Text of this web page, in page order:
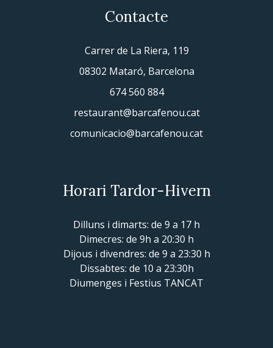
Contacte
Carrer de La Riera, 119
08302 Mataró, Barcelona
674 560 884
restaurant@barcafenou.cat
comunicacio@barcafenou.cat
Horari Tardor-Hivern
Dilluns i dimarts: de 9 a 17 h
Dimecres: de 9h a 20:30 h
Dijous i divendres: de 9 a 23:30 h
Dissabtes: de 10 a 23:30h
Diumenges i Festius TANCAT